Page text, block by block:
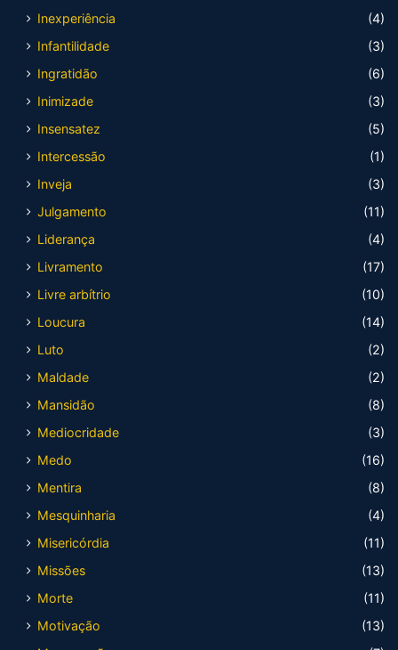
Inexperiência
(4)
Infantilidade
(3)
Ingratidão
(6)
Inimizade
(3)
Insensatez
(5)
Intercessão
(1)
Inveja
(3)
Julgamento
(11)
Liderança
(4)
Livramento
(17)
Livre arbítrio
(10)
Loucura
(14)
Luto
(2)
Maldade
(2)
Mansidão
(8)
Mediocridade
(3)
Medo
(16)
Mentira
(8)
Mesquinharia
(4)
Misericórdia
(11)
Missões
(13)
Morte
(11)
Motivação
(13)